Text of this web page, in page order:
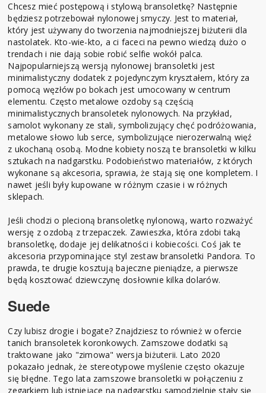
Chcesz mieć postępową i stylową bransoletkę? Następnie
będziesz potrzebował nylonowej smyczy. Jest to materiał,
który jest używany do tworzenia najmodniejszej biżuterii dla
nastolatek. Kto-wie-kto, a ci faceci na pewno wiedzą dużo o
trendach i nie dają sobie robić selfie wokół palca.
Najpopularniejszą wersją nylonowej bransoletki jest
minimalistyczny dodatek z pojedynczym kryształem, który za
pomocą węzłów po bokach jest umocowany w centrum
elementu. Często metalowe ozdoby są częścią
minimalistycznych bransoletek nylonowych. Na przykład,
samolot wykonany ze stali, symbolizujący chęć podróżowania,
metalowe słowo lub serce, symbolizujące nierozerwalną więź
z ukochaną osobą. Modne kobiety noszą te bransoletki w kilku
sztukach na nadgarstku. Podobieństwo materiałów, z których
wykonane są akcesoria, sprawia, że stają się one kompletem. I
nawet jeśli były kupowane w różnym czasie i w różnych
sklepach.
Jeśli chodzi o plecioną bransoletkę nylonową, warto rozważyć
wersję z ozdobą z trzepaczek. Zawieszka, która zdobi taką
bransoletkę, dodaje jej delikatności i kobiecości. Coś jak te
akcesoria przypominające styl zestaw bransoletki Pandora. To
prawda, te drugie kosztują bajeczne pieniądze, a pierwsze
będą kosztować dziewczynę dosłownie kilka dolarów.
Suede
Czy lubisz drogie i bogate? Znajdziesz to również w ofercie
tanich bransoletek koronkowych. Zamszowe dodatki są
traktowane jako "zimowa" wersja biżuterii. Lato 2020
pokazało jednak, że stereotypowe myślenie często okazuje
się błędne. Tego lata zamszowe bransoletki w połączeniu z
zegarkiem lub istniejące na nadgarstku samodzielnie stały się